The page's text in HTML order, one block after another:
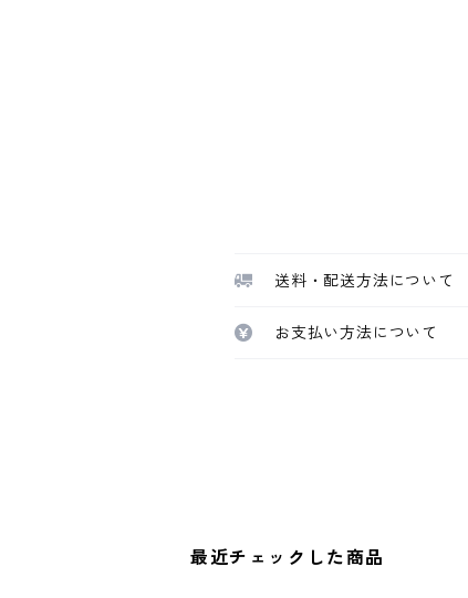
送料・配送方法について
お支払い方法について
最近チェックした商品